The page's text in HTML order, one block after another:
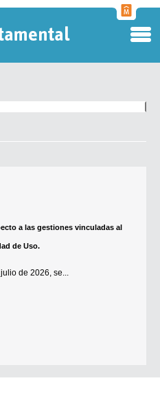
a las gestiones vinculadas al
de Uso.
de 2026, se...